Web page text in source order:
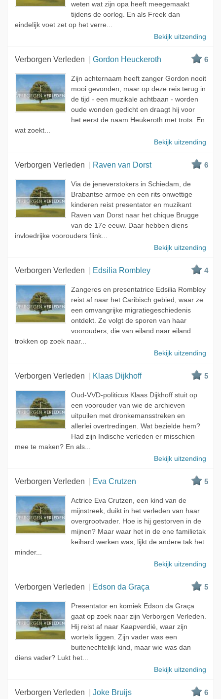
weten wat zijn opa heeft meegemaakt
tijdens de oorlog. En als Freek dan
eindelijk voet zet op het verre...
Bekijk uitzending
Verborgen Verleden Gordon Heuckeroth 6
Zijn achternaam heeft zanger Gordon nooit
mooi gevonden, maar op deze reis terug in
de tijd - een muzikale achtbaan - worden
oude wonden gedicht en draagt hij voor
het eerst de naam Heukeroth met trots. En
wat zoekt...
Bekijk uitzending
Verborgen Verleden Raven van Dorst 6
Via de jeneverstokers in Schiedam, de
Brabantse armoe en een rits onwettige
kinderen reist presentator en muzikant
Raven van Dorst naar het chique Brugge
van de 17e eeuw. Daar hebben diens
invloedrijke voorouders flink...
Bekijk uitzending
Verborgen Verleden Edsilia Rombley 4
Zangeres en presentatrice Edsilia Rombley
reist af naar het Caribisch gebied, waar ze
een omvangrijke migratiegeschiedenis
ontdekt. Ze volgt de sporen van haar
voorouders, die van eiland naar eiland
trokken op zoek naar...
Bekijk uitzending
Verborgen Verleden Klaas Dijkhoff 5
Oud-VVD-politicus Klaas Dijkhoff stuit op
een voorouder van wie de archieven
uitpuilen met dronkemansstreken en
allerlei overtredingen. Wat bezielde hem?
Had zijn Indische verleden er misschien
mee te maken? En als...
Bekijk uitzending
Verborgen Verleden Eva Crutzen 5
Actrice Eva Crutzen, een kind van de
mijnstreek, duikt in het verleden van haar
overgrootvader. Hoe is hij gestorven in de
mijnen? Maar waar het in de ene familietak
keihard werken was, lijkt de andere tak het
minder...
Bekijk uitzending
Verborgen Verleden Edson da Graça 5
Presentator en komiek Edson da Graça
gaat op zoek naar zijn Verborgen Verleden.
Hij reist af naar Kaapverdië, waar zijn
wortels liggen. Zijn vader was een
buitenechtelijk kind, maar wie was dan
diens vader? Lukt het...
Bekijk uitzending
Verborgen Verleden Joke Bruijs 6